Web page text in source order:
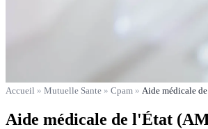
Accueil » Mutuelle Sante » Cpam » Aide médicale
Aide médicale de l'État